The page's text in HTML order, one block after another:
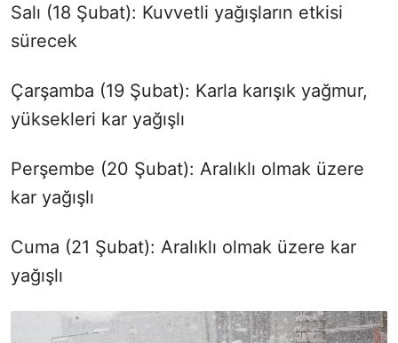
Salı (18 Şubat): Kuvvetli yağışların etkisi
sürecek
Çarşamba (19 Şubat): Karla karışık yağmur,
yüksekleri kar yağışlı
Perşembe (20 Şubat): Aralıklı olmak üzere
kar yağışlı
Cuma (21 Şubat): Aralıklı olmak üzere kar
yağışlı